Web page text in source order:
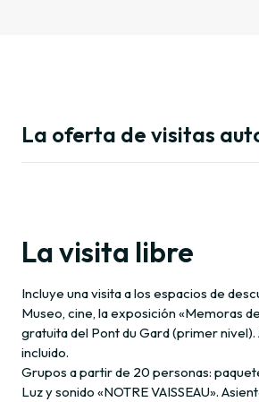
La oferta de visitas
Fototeca
Contacto
La visita libre
Incluye una visita a los espacios de
Museo, cine, la exposición «Memoras
gratuita del Pont du Gard (primer
incluido.
Grupos a partir de 20 personas:
Luz y sonido «NOTRE VAISSEAU».